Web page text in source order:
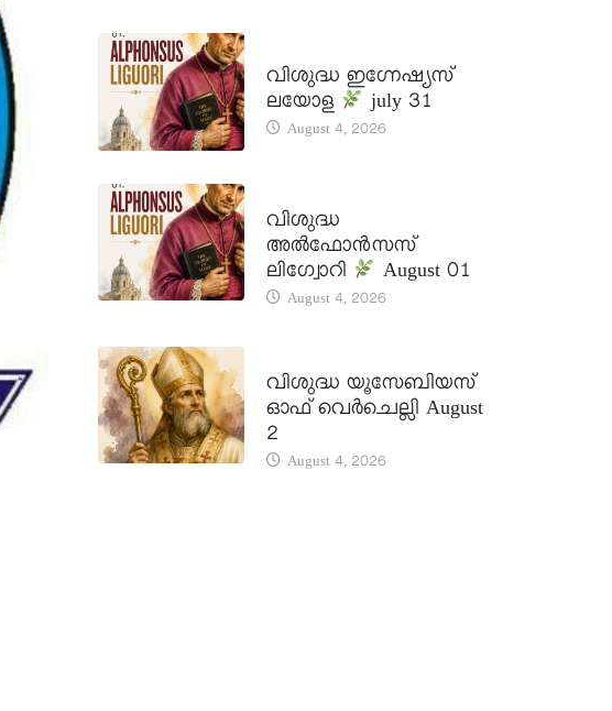
വിശുദ്ധ ഇഗ്നേഷ്യസ്
ലയോള
july 31
August 4, 2026
വിശുദ്ധ
അൽഫോൻസസ്
ലിഗ്വോറി
August 01
August 4, 2026
വിശുദ്ധ യൂസേബിയസ്
ഓഫ് വെർചെല്ലി August
2
August 4, 2026